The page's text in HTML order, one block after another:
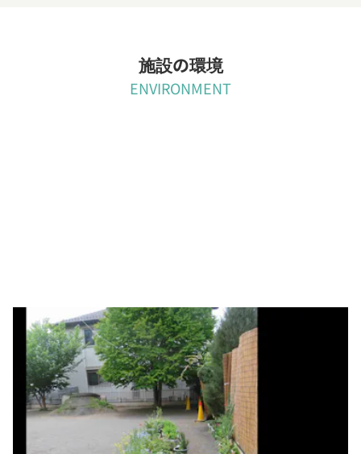
施設の環境
ENVIRONMENT
緑豊かな園庭
明るい園舎や広々とした園庭は、自由でのびのびとした園の雰囲
気に欠かせません。園庭に出て、砂場や築山、植栽スペースなど
で、子どもたちは自由に過ごします。山すべり、ダンゴムシ探しな
どは、どの年齢にも人気で、異年齢で一緒に遊んでいます。